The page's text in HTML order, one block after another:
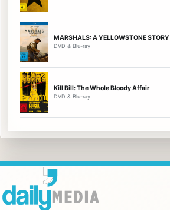
MARSHALS: A YELLOWSTONE STORY
DVD & Blu-ray
Kill Bill: The Whole Bloody Affair
DVD & Blu-ray